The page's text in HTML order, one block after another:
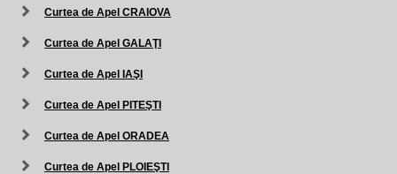
Curtea de Apel CRAIOVA
Curtea de Apel GALAŢI
Curtea de Apel IAŞI
Curtea de Apel PITEŞTI
Curtea de Apel ORADEA
Curtea de Apel PLOIEŞTI